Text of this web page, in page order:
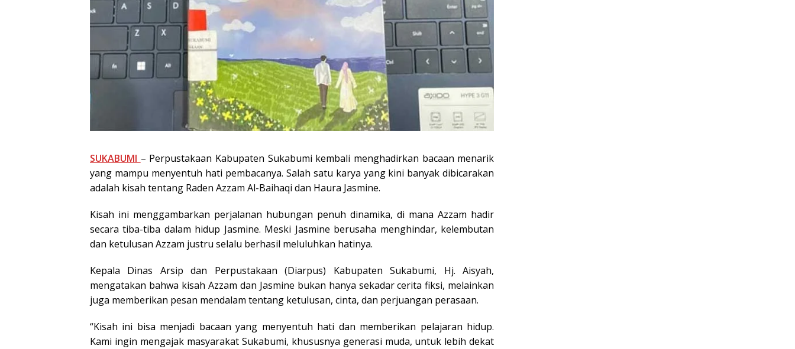
SUKABUMI – Perpustakaan Kabupaten Sukabumi kembali menghadirkan bacaan menarik
yang mampu menyentuh hati pembacanya. Salah satu karya yang kini banyak dibicarakan
adalah kisah tentang Raden Azzam Al-Baihaqi dan Haura Jasmine.
Kisah ini menggambarkan perjalanan hubungan penuh dinamika, di mana Azzam hadir
secara tiba-tiba dalam hidup Jasmine. Meski Jasmine berusaha menghindar, kelembutan
dan ketulusan Azzam justru selalu berhasil meluluhkan hatinya.
Kepala Dinas Arsip dan Perpustakaan (Diarpus) Kabupaten Sukabumi, Hj. Aisyah,
mengatakan bahwa kisah Azzam dan Jasmine bukan hanya sekadar cerita fiksi, melainkan
juga memberikan pesan mendalam tentang ketulusan, cinta, dan perjuangan perasaan.
“Kisah ini bisa menjadi bacaan yang menyentuh hati dan memberikan pelajaran hidup.
Kami ingin mengajak masyarakat Sukabumi, khususnya generasi muda, untuk lebih dekat